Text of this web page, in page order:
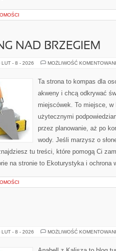
NAD BRZEGIEM
LUT - 8 - 2026 MOŻLIWOŚĆ
Ta strona to kompas dla
akweny i chcą odkrywać
miejscówek. To miejsce,
użytecznymi
przez planowanie, aż po
wody. Jeśli marzysz o
tu treści, które pomogą Ci
na stronie to Ekoturystyka i
LUT - 8 - 2026 MOŻLIWOŚĆ